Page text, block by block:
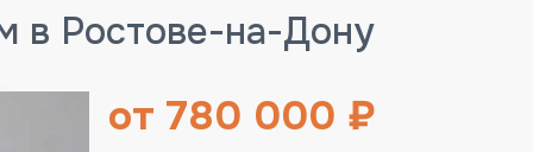
в Ростове-на-Дону
от 780 000 ₽